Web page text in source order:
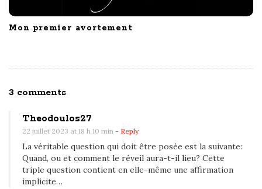
Mon premier avortement
3 commentsO
Y
u
r
Theodoulos27
22 juillet 2023 at 18 h 10 min - Reply
La véritable question qui doit être posée est la suivante:
Quand, ou et comment le réveil aura-t-il lieu? Cette
triple question contient en elle-même une affirmation
implicite…